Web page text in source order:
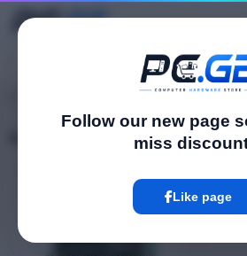
Follow our new page
miss
Like page
Access Control Panels